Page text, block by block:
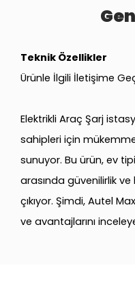
Teknik Özellikler
Ürünle İlgili İletişime
Elektrikli Araç Şarj
sahipleri için
sunuyor. Bu ürün, ev
arasında güvenilirlik ve
çıkıyor. Şimdi, Autel
ve avantajlarını